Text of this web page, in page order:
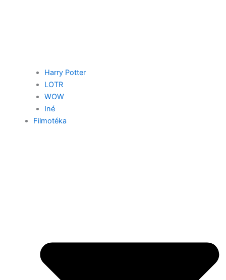
Harry Potter
LOTR
WOW
Iné
Filmotéka